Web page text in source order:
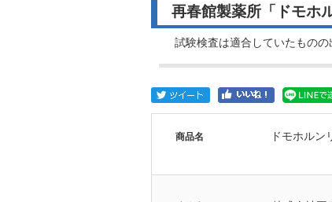
再春館製薬所「ドモホ
試験検査は適合していたもの
商品名 ドモホルン